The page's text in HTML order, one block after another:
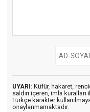
UYARI: Küfür, hakaret,
saldırı içeren, imla kuralları
Türkçe karakter
onaylanmamaktadır.